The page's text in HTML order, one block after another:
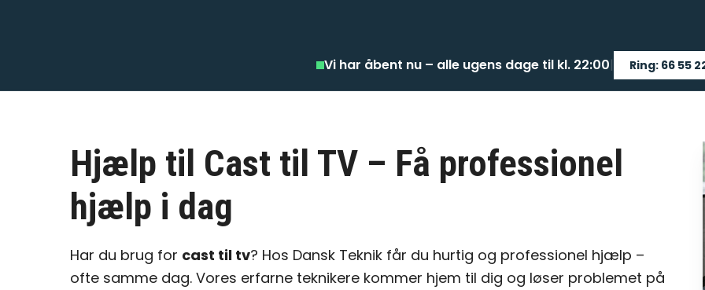
Vi har åbent nu – alle ugens dage til kl. 22:00| Ring: 66 55
Hjælp til Cast til TV – Få professionel
hjælp i dag
Har du brug for cast til tv? Hos Dansk Teknik får du hurtig og professionel hjælp –
ofte samme dag. Vores erfarne teknikere kommer hjem til dig og løser problemet på